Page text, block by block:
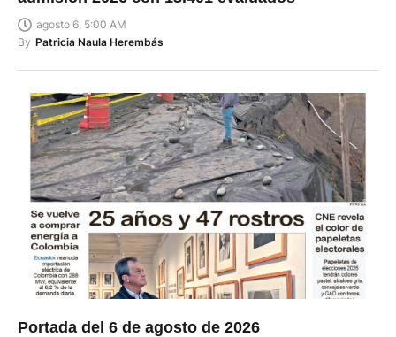
agosto 6, 5:00 AM
By Patricia Naula Herembás
Portada del 6 de agosto de 2026